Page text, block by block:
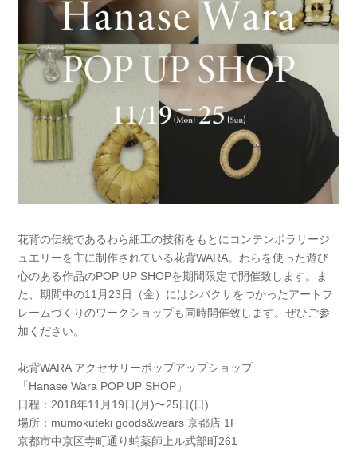
花背の伝統であるわら細工の技術をもとにコンテンポラリージ
ュエリーを主に制作されている花背WARA。わらを使った遊び
心のある作品のPOP UP SHOPを期間限定で開催致します。ま
た、期間中の11月23日（金）にはシバクサをつかったアートフ
レームづくりのワークショップも同時開催致します。ぜひご参
加ください。
花背WARA アクセサリーポップアップショップ
「Hanase Wara POP UP SHOP」
日程：2018年11月19日(月)〜25日(日)
場所：mumokuteki goods&wears 京都店 1F
京都市中京区寺町通り蛸薬師上ル式部町261